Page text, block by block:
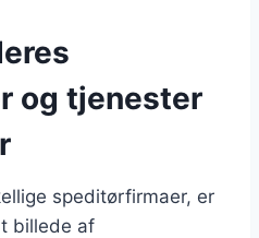
og tjenester
speditørfirmaer, er
billede af